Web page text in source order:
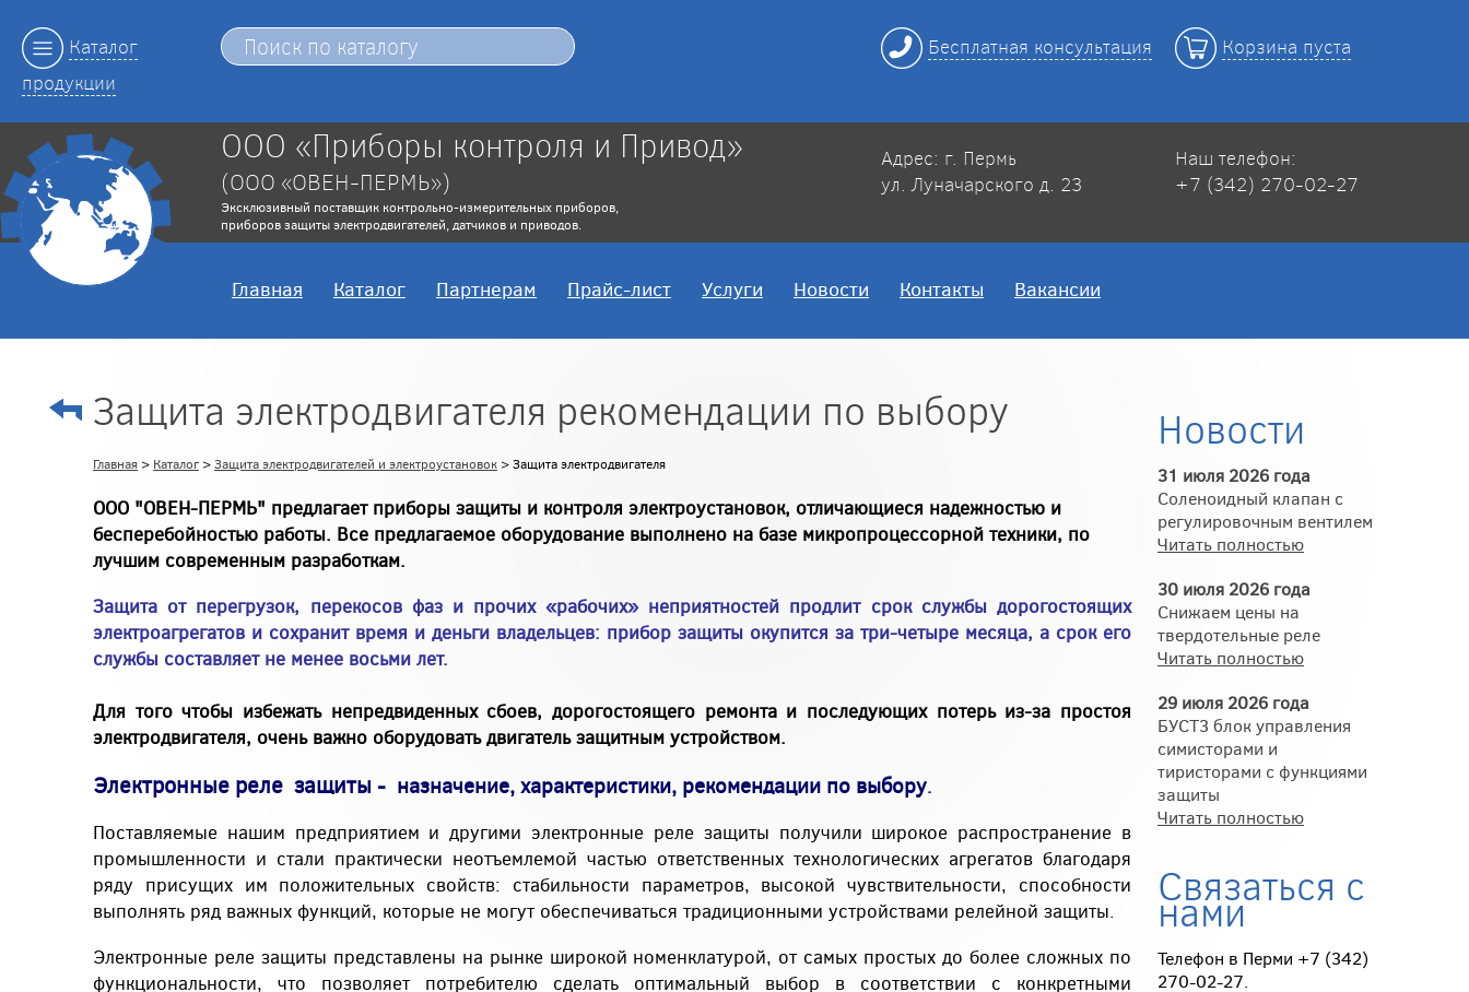
Каталог
продукции
Бесплатная консультация Корзина пуста
ООО «Приборы контроля и Привод»
(ООО «ОВЕН-ПЕРМЬ»)
Эксклюзивный поставщик контрольно-измерительных приборов,
приборов защиты электродвигателей, датчиков и приводов.
Адрес: г. Пермь
ул. Луначарского д. 23
Наш телефон:
+7 (342) 270-02-27
Главная Каталог Партнерам Прайс-лист Услуги Новости Контакты Вакансии
Защита электродвигателя рекомендации по выбору
Главная > Каталог >Защита электродвигателей и электроустановок > Защита электродвигателя
ООО "ОВЕН-ПЕРМЬ" предлагает приборы защиты и контроля электроустановок, отличающиеся надежностью и
бесперебойностью работы. Все предлагаемое оборудование выполнено на базе микропроцессорной техники, по
лучшим современным разработкам.
Защита от перегрузок, перекосов фаз и прочих «рабочих» неприятностей продлит срок службы дорогостоящих
электроагрегатов и сохранит время и деньги владельцев: прибор защиты окупится за три-четыре месяца, а срок его
службы составляет не менее восьми лет.
Для того чтобы избежать непредвиденных сбоев, дорогостоящего ремонта и последующих потерь из-за простоя
электродвигателя, очень важно оборудовать двигатель защитным устройством.
Электронные реле защиты - назначение, характеристики, рекомендации по выбору.
Поставляемые нашим предприятием и другими электронные реле защиты получили широкое распространение в
промышленности и стали практически неотъемлемой частью ответственных технологических агрегатов благодаря
ряду присущих им положительных свойств: стабильности параметров, высокой чувствительности, способности
выполнять ряд важных функций, которые не могут обеспечиваться традиционными устройствами релейной защиты.
Электронные реле защиты представлены на рынке широкой номенклатурой, от самых простых до более сложных по
функциональности, что позволяет потребителю сделать оптимальный выбор в соответствии с конкретными
Новости
31 июля 2026 года
Соленоидный клапан с
регулировочным вентилем
Читать полностью
30 июля 2026 года
Снижаем цены на
твердотельные реле
Читать полностью
29 июля 2026 года
БУСТ3 блок управления
симисторами и
тиристорами с функциями
защиты
Читать полностью
Связаться с
нами
Телефон в Перми +7 (342)
270-02-27.